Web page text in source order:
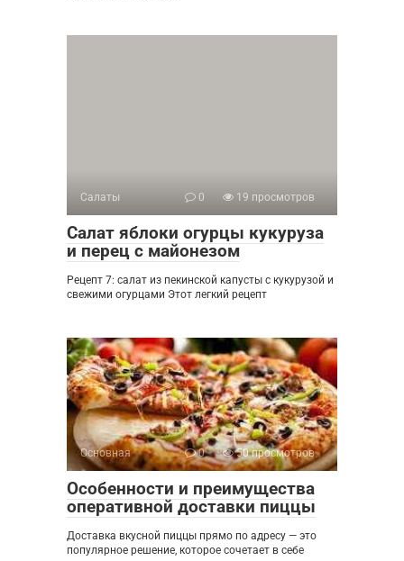
Салаты 0 19 просмотров
Салат яблоки огурцы кукуруза
и перец с майонезом
Рецепт 7: салат из пекинской капусты с кукурузой и
свежими огурцами Этот легкий рецепт
Основная 0 50 просмотров
Особенности и преимущества
оперативной доставки пиццы
Доставка вкусной пиццы прямо по адресу — это
популярное решение, которое сочетает в себе